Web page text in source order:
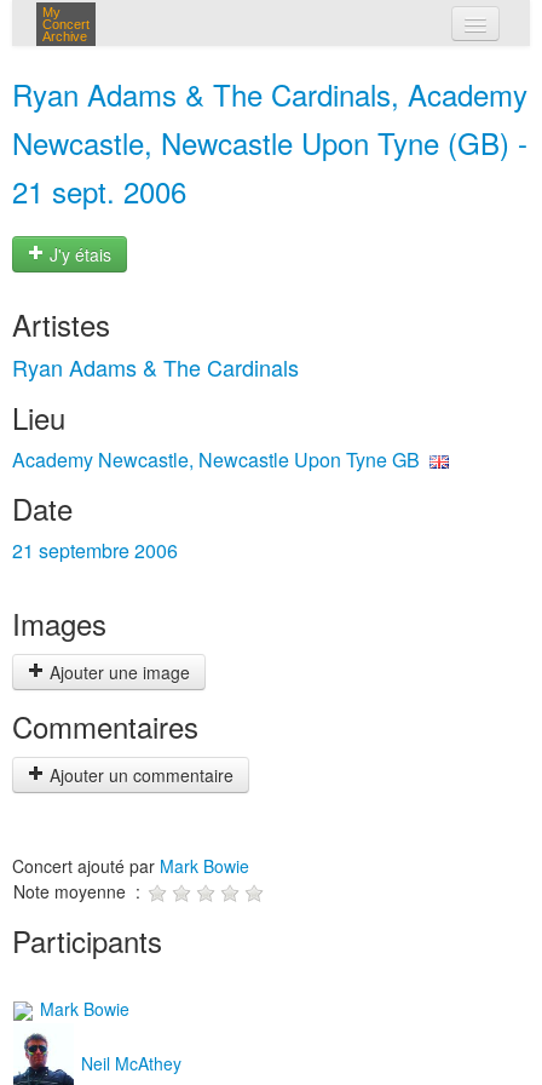
My
Concert
Archive
Ryan Adams & The Cardinals, Academy
Newcastle, Newcastle Upon Tyne (GB) -
21 sept. 2006
J'y étais
Artistes
Ryan Adams & The Cardinals
Lieu
Academy Newcastle, Newcastle Upon Tyne GB
Date
21 septembre 2006
Images
Ajouter une image
Commentaires
Ajouter un commentaire
Concert ajouté par Mark Bowie
Note moyenne :
Participants
Mark Bowie
Neil McAthey